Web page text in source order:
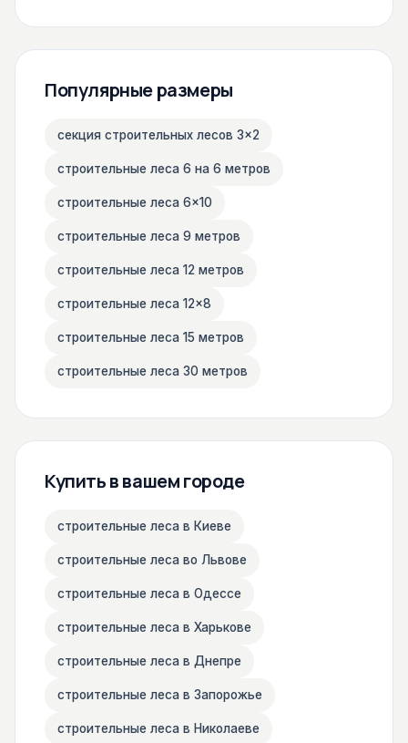
Популярные размеры
секция строительных лесов 3×2
строительные леса 6 на 6 метров
строительные леса 6×10
строительные леса 9 метров
строительные леса 12 метров
строительные леса 12×8
строительные леса 15 метров
строительные леса 30 метров
Купить в вашем городе
строительные леса в Киеве
строительные леса во Львове
строительные леса в Одессе
строительные леса в Харькове
строительные леса в Днепре
строительные леса в Запорожье
строительные леса в Николаеве